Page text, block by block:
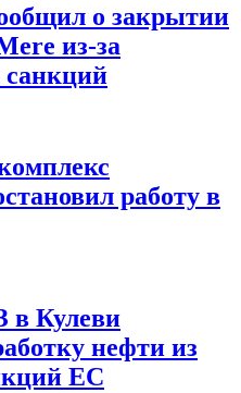
о закрытии
из-за
санкций
работу в
в Кулеви
нефти из
ЕС